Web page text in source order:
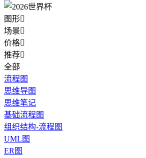
图形
场景
价格
推荐
全部
流程图
思维导图
思维笔记
基础流程图
组织结构-流程图
UML图
ER图